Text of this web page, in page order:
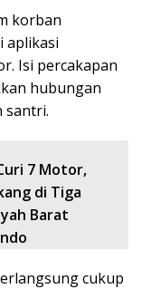
korban
aplikasi
Isi percakapan
hubungan
santri.
7 Motor,
di Tiga
Barat
cukup